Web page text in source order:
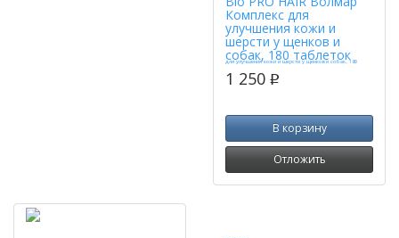
Комплекс для
улучшения кожи и
шерсти у щенков и
собак, 180 таблеток
1 250 p
В корзину
Отложить